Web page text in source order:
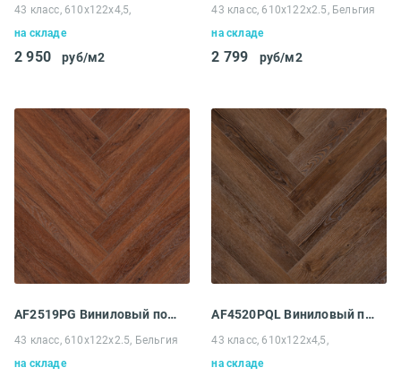
43 класс, 610х122х4,5,
на складе
2 950 руб/м2
43 класс, 610x122x2.5, Бельгия
на складе
2 799 руб/м2
AF2519PG Виниловый пол Aquafloor Parquet Glue Chevron
43 класс, 610x122x2.5, Бельгия
на складе
AF4520PQL Виниловый пол Aquafloor Space Parquet Light
43 класс, 610х122х4,5,
на складе